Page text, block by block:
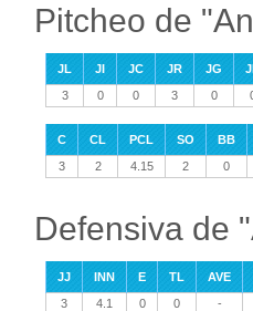
Pitcheo de
JL JI JC JR JG
3
0 0 3 0
C CL PCL SO
BB
3
2 4.15 2 0
Defensiva de
JJ INN E TL
AVE
3
4.1 0 0 -